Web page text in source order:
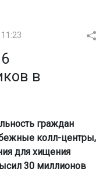
в
граждан
колл-центры,
для хищения
30 миллионов